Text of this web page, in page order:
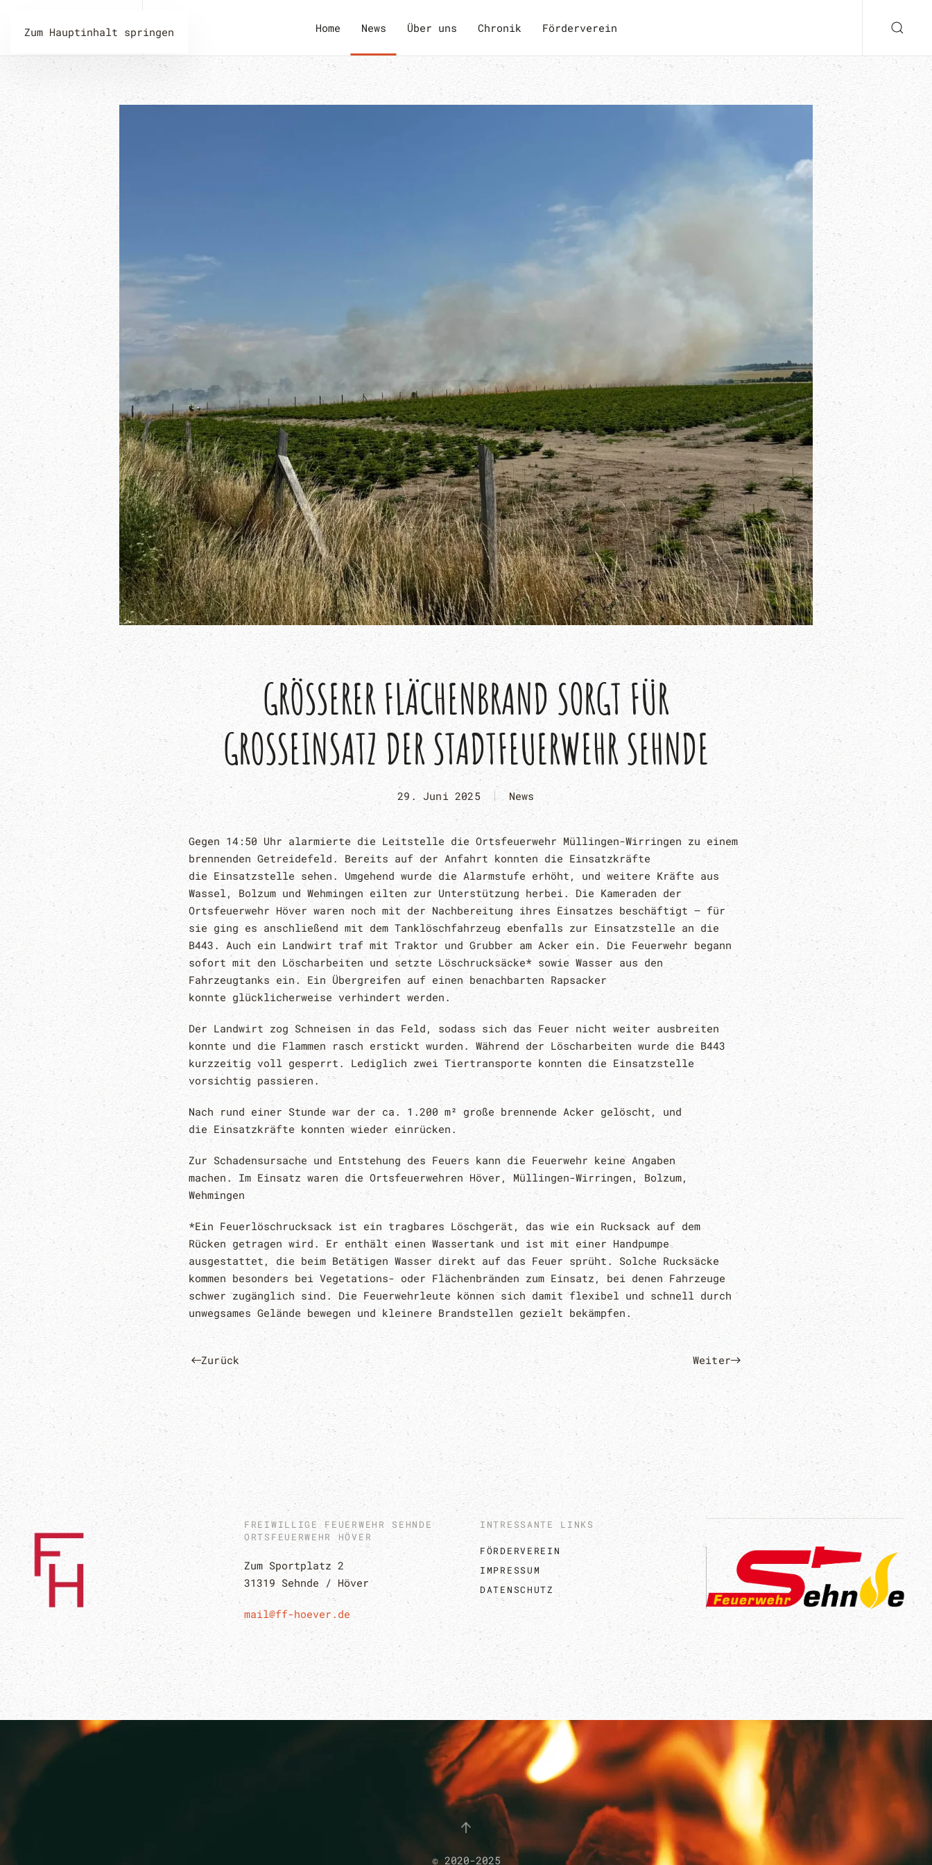
Zum Hauptinhalt springen Home News Über uns Chronik Förderverein
GRÖSSERER FLÄCHENBRAND SORGT FÜR G
ROSSEINSATZ DER STADTFEUERWEHR SEHNDE
29. Juni 2025 News
Gegen 14:50 Uhr alarmierte die Leitstelle die Ortsfeuerwehr Müllingen-Wirringen zu einem
brennenden Getreidefeld. Bereits auf der Anfahrt konnten die Einsatzkräfte
die Einsatzstelle sehen. Umgehend wurde die Alarmstufe erhöht, und weitere Kräfte aus
Wassel, Bolzum und Wehmingen eilten zur Unterstützung herbei. Die Kameraden der
Ortsfeuerwehr Höver waren noch mit der Nachbereitung ihres Einsatzes beschäftigt – für
sie ging es anschließend mit dem Tanklöschfahrzeug ebenfalls zur Einsatzstelle an die
B443. Auch ein Landwirt traf mit Traktor und Grubber am Acker ein. Die Feuerwehr begann
sofort mit den Löscharbeiten und setzte Löschrucksäcke* sowie Wasser aus den
Fahrzeugtanks ein. Ein Übergreifen auf einen benachbarten Rapsacker
konnte glücklicherweise verhindert werden.
Der Landwirt zog Schneisen in das Feld, sodass sich das Feuer nicht weiter ausbreiten
konnte und die Flammen rasch erstickt wurden. Während der Löscharbeiten wurde die B443
kurzzeitig voll gesperrt. Lediglich zwei Tiertransporte konnten die Einsatzstelle
vorsichtig passieren.
Nach rund einer Stunde war der ca. 1.200 m² große brennende Acker gelöscht, und
die Einsatzkräfte konnten wieder einrücken.
Zur Schadensursache und Entstehung des Feuers kann die Feuerwehr keine Angaben
machen. Im Einsatz waren die Ortsfeuerwehren Höver, Müllingen-Wirringen, Bolzum,
Wehmingen
*Ein Feuerlöschrucksack ist ein tragbares Löschgerät, das wie ein Rucksack auf dem
Rücken getragen wird. Er enthält einen Wassertank und ist mit einer Handpumpe
ausgestattet, die beim Betätigen Wasser direkt auf das Feuer sprüht. Solche Rucksäcke
kommen besonders bei Vegetations- oder Flächenbränden zum Einsatz, bei denen Fahrzeuge
schwer zugänglich sind. Die Feuerwehrleute können sich damit flexibel und schnell durch
unwegsames Gelände bewegen und kleinere Brandstellen gezielt bekämpfen.
Zurück Weiter
FREIWILLIGE FEUERWEHR SEHNDE
ORTSFEUERWEHR HÖVER
Zum Sportplatz 2
31319 Sehnde / Höver
mail@ff-hoever.de
INTRESSANTE LINKS
FÖRDERVEREIN
IMPRESSUM
DATENSCHUTZ
© 2020-2025